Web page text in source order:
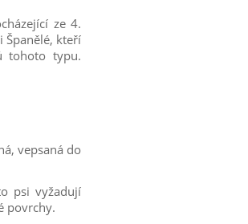
ze 4.
Španělé, kteří
tohoto typu.
vepsaná do
psi vyžadují
povrchy.